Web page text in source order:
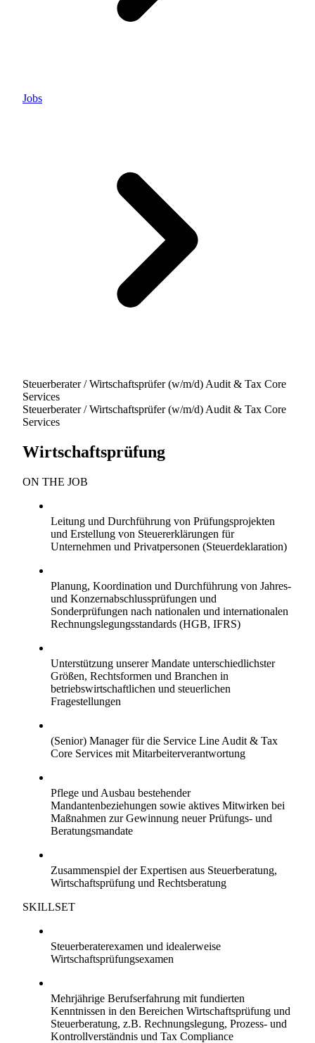
Jobs
Steuerberater / Wirtschaftsprüfer (w/m/d) Audit & Tax Core
Services
Steuerberater / Wirtschaftsprüfer (w/m/d) Audit & Tax Core
Services
Wirtschaftsprüfung
ON THE JOB
Leitung und Durchführung von Prüfungsprojekten
und Erstellung von Steuererklärungen für
Unternehmen und Privatpersonen (Steuerdeklaration)
Planung, Koordination und Durchführung von Jahres-
und Konzernabschlussprüfungen und
Sonderprüfungen nach nationalen und internationalen
Rechnungslegungsstandards (HGB, IFRS)
Unterstützung unserer Mandate unterschiedlichster
Größen, Rechtsformen und Branchen in
betriebswirtschaftlichen und steuerlichen
Fragestellungen
(Senior) Manager für die Service Line Audit & Tax
Core Services mit Mitarbeiterverantwortung
Pflege und Ausbau bestehender
Mandantenbeziehungen sowie aktives Mitwirken bei
Maßnahmen zur Gewinnung neuer Prüfungs- und
Beratungsmandate
Zusammenspiel der Expertisen aus Steuerberatung,
Wirtschaftsprüfung und Rechtsberatung
SKILLSET
Steuerberaterexamen und idealerweise
Wirtschaftsprüfungsexamen
Mehrjährige Berufserfahrung mit fundierten
Kenntnissen in den Bereichen Wirtschaftsprüfung und
Steuerberatung, z.B. Rechnungslegung, Prozess- und
Kontrollverständnis und Tax Compliance